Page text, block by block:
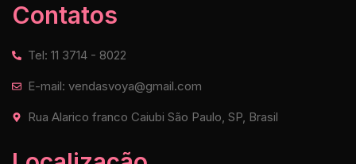
Contatos
Tel: 11 3714 - 8022
E-mail: vendasvoya@gmail.com
Rua Alarico franco Caiubi São Paulo, SP, Brasil